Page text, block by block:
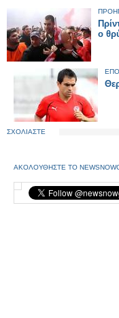
ο
ΣΧΟΛΙΑΣΤΕ
ΑΚΟΛΟΥΘΗΣΤΕ ΤΟ